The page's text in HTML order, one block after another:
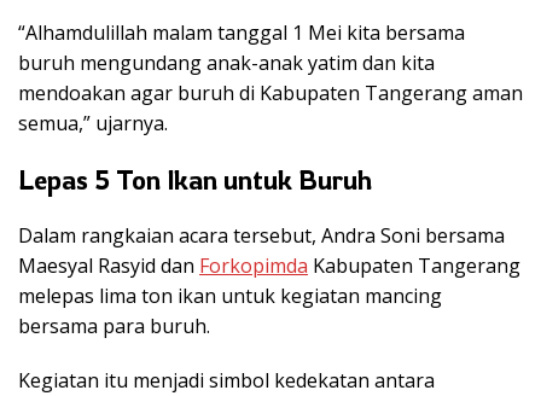
“Alhamdulillah malam tanggal 1 Mei kita bersama
buruh mengundang anak-anak yatim dan kita
mendoakan agar buruh di Kabupaten Tangerang aman
semua,” ujarnya.
Lepas 5 Ton Ikan untuk Buruh
Dalam rangkaian acara tersebut, Andra Soni bersama
Maesyal Rasyid dan Forkopimda Kabupaten Tangerang
melepas lima ton ikan untuk kegiatan mancing
bersama para buruh.
Kegiatan itu menjadi simbol kedekatan antara